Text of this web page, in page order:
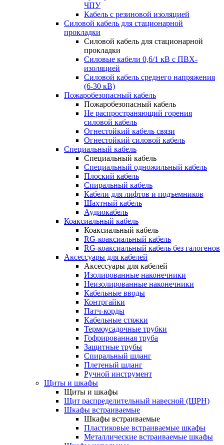
ЧПУ
Кабель с резиновой изоляцией
Силовой кабель для стационарной
прокладки
Силовой кабель для стационарной
прокладки
Силовые кабели 0,6/1 кВ с ПВХ-
изоляцией
Силовой кабель среднего напряжения
(6-30 кВ)
Пожаробезопасный кабель
Пожаробезопасный кабель
Не распространяющий горения
силовой кабель
Огнестойкий кабель связи
Огнестойкий силовой кабель
Специальный кабель
Специальный кабель
Специальный одножильный кабель
Плоский кабель
Спиральный кабель
Кабели для лифтов и подъемников
Шахтный кабель
Аудиокабель
Коаксиальный кабель
Коаксиальный кабель
RG-коаксиальный кабель
RG-коаксиальный кабель без галогенов
Аксессуары для кабелей
Аксессуары для кабелей
Изолированные наконечники
Неизолированные наконечники
Кабельные вводы
Контргайки
Патч-корды
Кабельные стяжки
Термоусадочные трубки
Гофрированная труба
Защитные трубы
Спиральный шланг
Плетеный шланг
Ручной инструмент
Щиты и шкафы
Щиты и шкафы
Щит распределительный навесной (ЩРН)
Шкафы встраиваемые
Шкафы встраиваемые
Пластиковые встраиваемые шкафы
Металлические встраиваемые шкафы